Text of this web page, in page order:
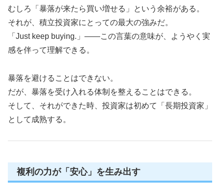
むしろ「暴落が来たら買い増せる」という余裕がある。
それが、積立投資家にとっての最大の強みだ。
「Just keep buying.」――この言葉の意味が、ようやく実
感を伴って理解できる。
暴落を避けることはできない。
だが、暴落を受け入れる体制を整えることはできる。
そして、それができた時、投資家は初めて「長期投資家」
として成熟する。
複利の力が「安心」を生み出す